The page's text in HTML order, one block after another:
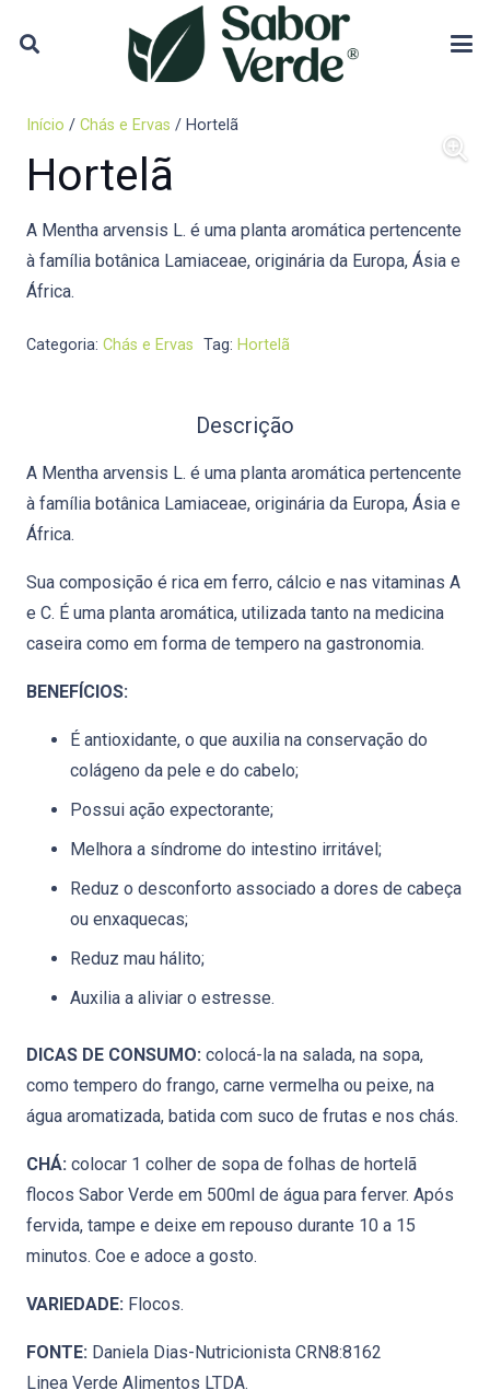
Início / Chás e Ervas / Hortelã
Hortelã
A Mentha arvensis L. é uma planta aromática pertencente
à família botânica Lamiaceae, originária da Europa, Ásia e
África.
Categoria: Chás e Ervas Tag: Hortelã
Descrição
A Mentha arvensis L. é uma planta aromática pertencente
à família botânica Lamiaceae, originária da Europa, Ásia e
África.
Sua composição é rica em ferro, cálcio e nas vitaminas A
e C. É uma planta aromática, utilizada tanto na medicina
caseira como em forma de tempero na gastronomia.
BENEFÍCIOS:
É antioxidante, o que auxilia na conservação do
colágeno da pele e do cabelo;
Possui ação expectorante;
Melhora a síndrome do intestino irritável;
Reduz o desconforto associado a dores de cabeça
ou enxaquecas;
Reduz mau hálito;
Auxilia a aliviar o estresse.
DICAS DE CONSUMO: colocá-la na salada, na sopa,
como tempero do frango, carne vermelha ou peixe, na
água aromatizada, batida com suco de frutas e nos chás.
CHÁ: colocar 1 colher de sopa de folhas de hortelã
flocos Sabor Verde em 500ml de água para ferver. Após
fervida, tampe e deixe em repouso durante 10 a 15
minutos. Coe e adoce a gosto.
VARIEDADE: Flocos.
FONTE: Daniela Dias-Nutricionista CRN8:8162
Linea Verde Alimentos LTDA.